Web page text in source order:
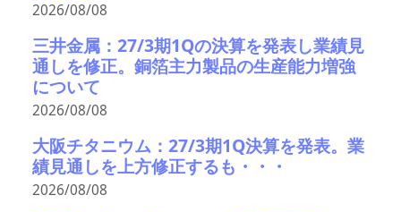
2026/08/08
三井金属：27/3期1Qの決算を発表し業績見
通しを修正。銅箔主力製品の生産能力増強
について
2026/08/08
大阪チタニウム：27/3期1Q決算を発表。業
績見通しを上方修正するも・・・
2026/08/08